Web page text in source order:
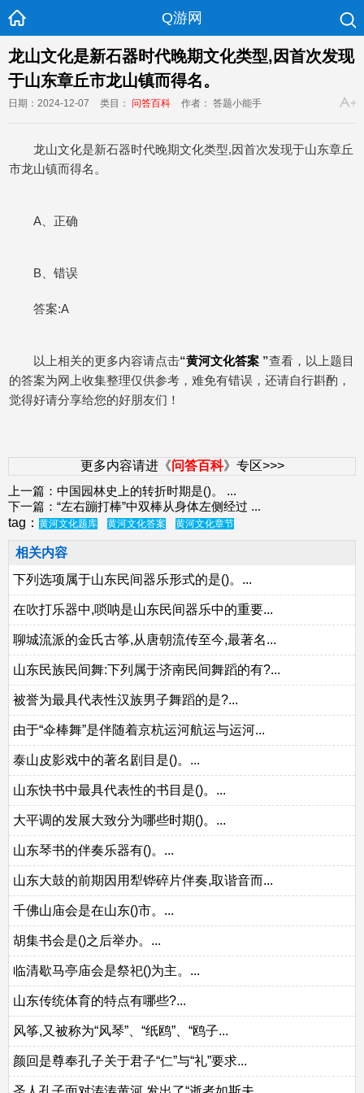
Q游网
龙山文化是新石器时代晚期文化类型,因首次发现
于山东章丘市龙山镇而得名。
日期：2024-12-07 类目： 问答百科 作者： 答题小能手
龙山文化是新石器时代晚期文化类型,因首次发现于山东章丘
市龙山镇而得名。
A、正确
B、错误
答案:A
以上相关的更多内容请点击“黄河文化答案 ”查看，以上题目
的答案为网上收集整理仅供参考，难免有错误，还请自行斟酌，
觉得好请分享给您的好朋友们！
更多内容请进《问答百科》专区>>>
上一篇： 中国园林史上的转折时期是()。
...
下一篇： “左右蹦打棒”中双棒从身体左侧经过 ...
tag： 黄河文化题库 黄河文化答案 黄河文化章节
相关内容
下列选项属于山东民间器乐形式的是()。...
在吹打乐器中,唢呐是山东民间器乐中的重要...
聊城流派的金氏古筝,从唐朝流传至今,最著名...
山东民族民间舞:下列属于济南民间舞蹈的有?...
被誉为最具代表性汉族男子舞蹈的是?...
由于“伞棒舞”是伴随着京杭运河航运与运河...
泰山皮影戏中的著名剧目是()。...
山东快书中最具代表性的书目是()。...
大平调的发展大致分为哪些时期()。...
山东琴书的伴奏乐器有()。...
山东大鼓的前期因用犁铧碎片伴奏,取谐音而...
千佛山庙会是在山东()市。...
胡集书会是()之后举办。...
临清歇马亭庙会是祭祀()为主。...
山东传统体育的特点有哪些?...
风筝,又被称为“风琴”、“纸鸥”、“鸥子...
颜回是尊奉孔子关于君子“仁”与“礼”要求...